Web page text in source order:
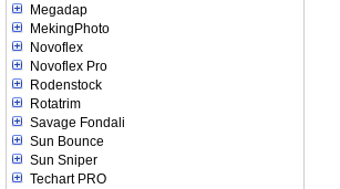
Megadap
MekingPhoto
Novoflex
Novoflex Pro
Rodenstock
Rotatrim
Savage Fondali
Sun Bounce
Sun Sniper
Techart PRO